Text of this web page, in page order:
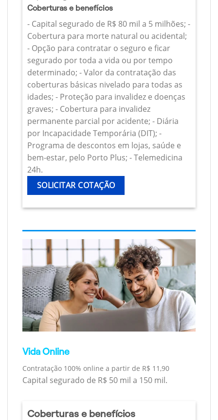
Coberturas e benefícios
- Capital segurado de R$ 80 mil a 5 milhões; -
Cobertura para morte natural ou acidental;
- Opção para contratar o seguro e ficar
segurado por toda a vida ou por tempo
determinado; - Valor da contratação das
coberturas básicas nivelado para todas as
idades; - Proteção para invalidez e doenças
graves; - Cobertura para invalidez
permanente parcial por acidente; - Diária
por Incapacidade Temporária (DIT); -
Programa de descontos em lojas, saúde e
bem-estar, pelo Porto Plus; - Telemedicina
24h.
SOLICITAR COTAÇÃO
Vida Online
Contratação 100% online a partir de R$ 11,90
Capital segurado de R$ 50 mil a 150 mil.
Coberturas e benefícios